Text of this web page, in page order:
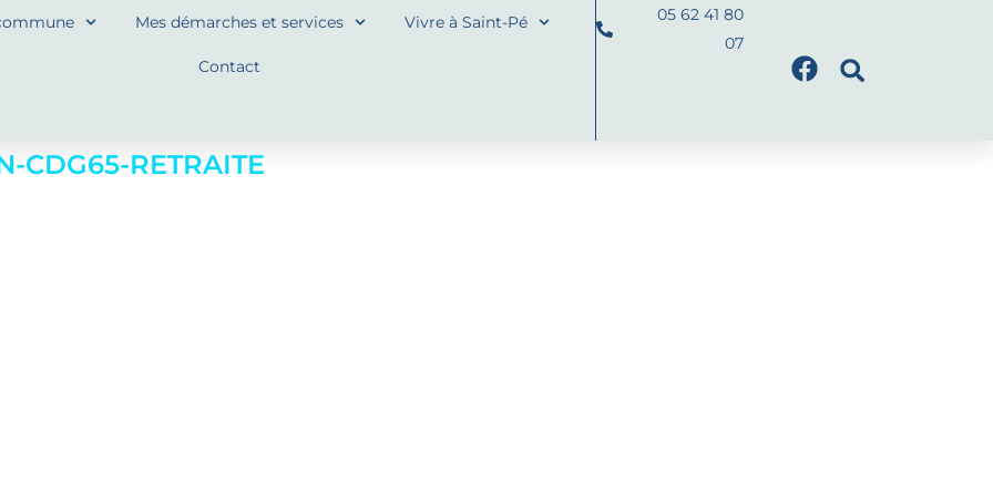
Mes démarches et services Vivre à Saint-Pé
Contact
05 62 41 80
07
CDG65-RETRAITE